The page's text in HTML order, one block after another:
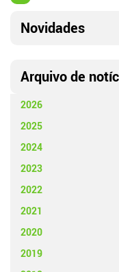
Novidades
Arquivo de
2026
2025
2024
2023
2022
2021
2020
2019